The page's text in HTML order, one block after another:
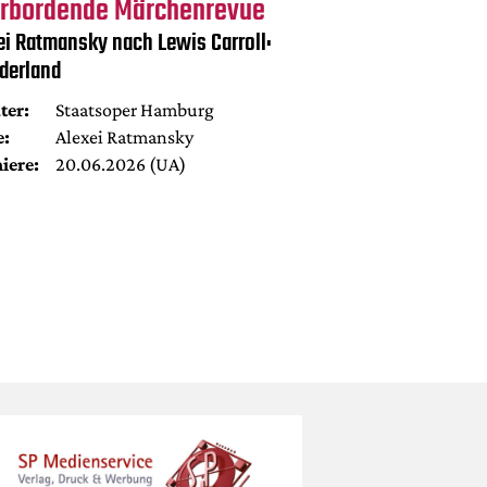
Märchenrevue
Ratmansky nach Lewis Carroll:
Staatsoper Hamburg
Alexei Ratmansky
20.06.2026 (UA)